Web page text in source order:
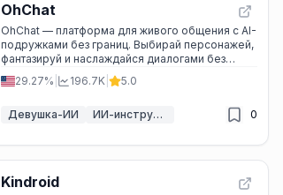
OhChat
OhChat — платформа для живого общения с AI-
подружками без границ. Выбирай персонажей,
фантазируй и наслаждайся диалогами без
ограничений.
29.27% 196.7K 5.0
Девушка-ИИ ИИ-инструменты для диалогов для взрослых 0
Kindroid